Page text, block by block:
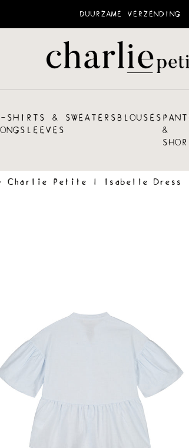
DUURZAME VERZENDING
SHIRTS &
SWEATERSBLOUSES
&
Charlie Petite | Isabelle Dress